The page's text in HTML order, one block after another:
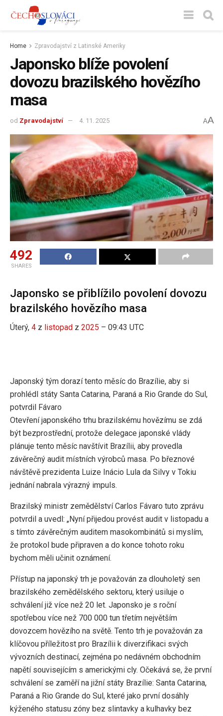
Home Zpravodajství z Latinské Ameriky
Japonsko blíže povolení
dovozu brazilského hovězího
masa
od Zpravodajství 4. 11. 2025 AA
492
SHARES
Japonsko se přiblížilo povolení dovozu
brazilského hovězího masa
Úterý, 4 z listopad z 2025 – 09:43 UTC
Japonský tým dorazí tento měsíc do Brazílie, aby si
prohlédl státy Santa Catarina, Paraná a Rio Grande do Sul,
potvrdil Fávaro
Otevření japonského trhu brazilskému hovězímu se zdá
být bezprostřední, protože delegace japonské vlády
plánuje tento měsíc navštívit Brazílii, aby provedla
závěrečný audit místních výrobců masa. Po březnové
návštěvě prezidenta Luize Inácio Lula da Silvy v Tokiu
jednání nabrala výrazný impuls.
Brazilský ministr zemědělství Carlos Fávaro tuto zprávu
potvrdil a uvedl: „Nyní přijedou provést audit v listopadu a
s tímto závěrečným auditem masokombinátů si myslím,
že protokol bude připraven a do konce tohoto roku
bychom měli učinit oznámení.
Přístup na japonský trh je považován za dlouholetý sen
brazilského zemědělského sektoru, který usiluje o
schválení již více než 20 let. Japonsko je s roční
spotřebou více než 700 000 tun třetím největším
dovozcem hovězího na světě. Tento trh je považován za
klíčovou příležitost pro Brazílii k diverzifikaci svých
vývozních destinací, zejména po nedávném obchodním
napětí souvisejícím s americkými cly. Očekává se, že první
schválení se zaměří na jižní státy Brazílie: Santa Catarina,
Paraná a Rio Grande do Sul, které jako první dosáhly
kýženého statusu zóny bez slintavky a kulhavky bez